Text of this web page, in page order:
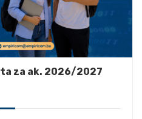
za ak. 2026/2027